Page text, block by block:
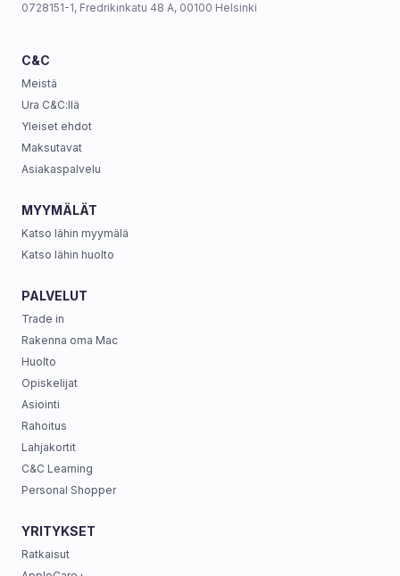
0728151-1, Fredrikinkatu 48 A, 00100 Helsinki
C&C
Meistä
Ura C&C:llä
Yleiset ehdot
Maksutavat
Asiakaspalvelu
MYYMÄLÄT
Katso lähin myymälä
Katso lähin huolto
PALVELUT
Trade in
Rakenna oma Mac
Huolto
Opiskelijat
Asiointi
Rahoitus
Lahjakortit
C&C Learning
Personal Shopper
YRITYKSET
Ratkaisut